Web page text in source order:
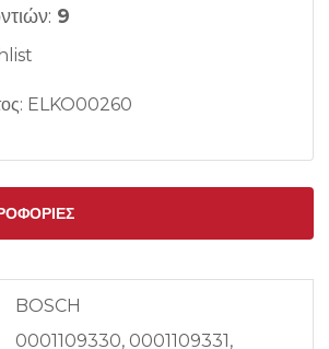
9
ELKO00260
BOSCH
0001109330, 0001109331,